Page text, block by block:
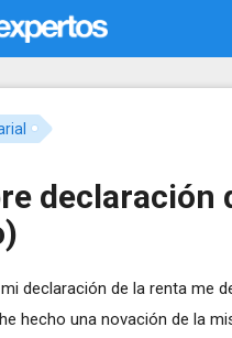
declaración
declaración de la renta me
hecho una novación de la